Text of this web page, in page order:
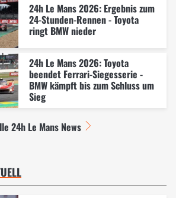
24h Le Mans 2026: Ergebnis zum
24-Stunden-Rennen - Toyota
ringt BMW nieder
24h Le Mans 2026: Toyota
beendet Ferrari-Siegesserie -
BMW kämpft bis zum Schluss um
Sieg
24h Le Mans News